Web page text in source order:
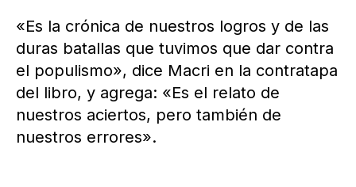
«Es la crónica de nuestros logros y de las
duras batallas que tuvimos que dar contra
el populismo», dice Macri en la contratapa
del libro, y agrega: «Es el relato de
nuestros aciertos, pero también de
nuestros errores».